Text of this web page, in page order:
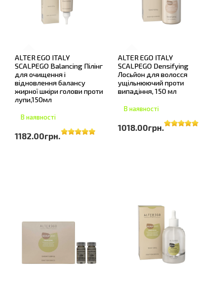
ALTER EGO ITALY
SCALPEGO Balancing Пілінг
для очищення і
відновлення балансу
жирної шкіри голови проти
лупи,150мл
В наявності
1182.00грн.
ALTER EGO ITALY
SCALPEGO Densifying
Лосьйон для волосся
ущільнюючий проти
випадіння, 150 мл
В наявності
1018.00грн.